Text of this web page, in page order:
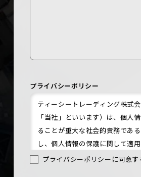
プライバシーポリシー
ティーシートレーディング株式
「当社」といいます）は、個人
ることが重大な社会的責務であ
し、個人情報の保護に関して適
を遵守するとともに、個人情報の
プライバシーポリシーに同意す